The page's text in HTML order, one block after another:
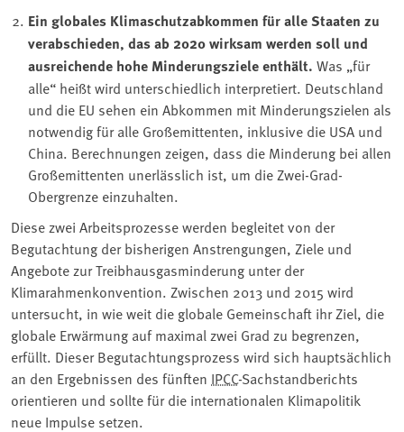
Ein globales Klimaschutzabkommen für alle Staaten zu
verabschieden, das ab 2020 wirksam werden soll und
ausreichende hohe Minderungsziele enthält.Was „für
alle“ heißt wird unterschiedlich interpretiert. Deutschland
und die EU sehen ein Abkommen mit Minderungszielen als
notwendig für alle Großemittenten, inklusive die USA und
China. Berechnungen zeigen, dass die Minderung bei allen
Großemittenten unerlässlich ist, um die Zwei-Grad-
Obergrenze einzuhalten.
Diese zwei Arbeitsprozesse werden begleitet von der
Begutachtung der bisherigen Anstrengungen, Ziele und
Angebote zur Treibhausgasminderung unter der
Klimarahmenkonvention. Zwischen 2013 und 2015 wird
untersucht, in wie weit die globale Gemeinschaft ihr Ziel, die
globale Erwärmung auf maximal zwei Grad zu begrenzen,
erfüllt. Dieser Begutachtungsprozess wird sich hauptsächlich
an den Ergebnissen des fünften IPCC-Sachstandberichts
orientieren und sollte für die internationalen Klimapolitik
neue Impulse setzen.